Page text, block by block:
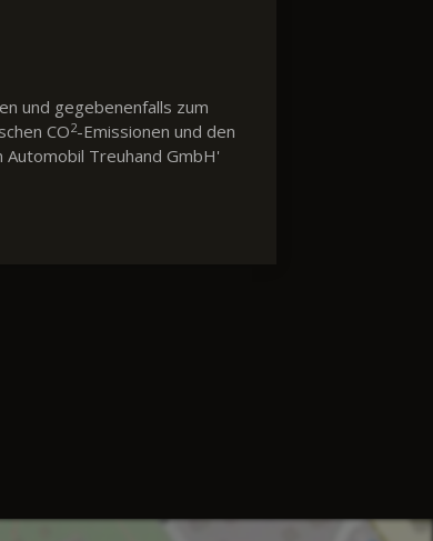
und gegebenenfalls zum
CO2-Emissionen und den
Treuhand GmbH'